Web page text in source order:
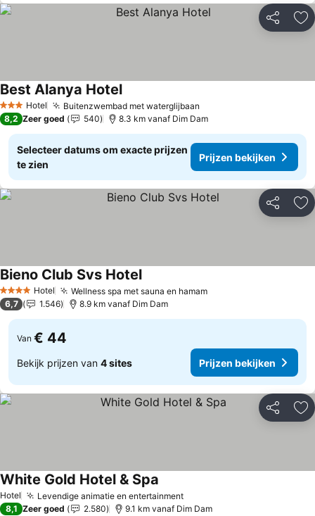
Delen
3 SterrenHotel Buitenzwembad met waterglijbaan
Best Alanya HotelPrijzen bekijken
8,2 Zeer goed 540 8.3 km vanaf Dim Dam
Selecteer datums om exacte prijzen
te zien
Prijzen bekijken
Delen
4 SterrenHotel Wellness spa met sauna en hamamPrijzen bekijken
Bieno Club Svs HotelPrijzen bekijken
6,7 1.546 8.9 km vanaf Dim Dam
Van € 44
Bekijk prijzen van 4 sites Prijzen bekijken
Delen
Hotel Levendige animatie en entertainmentPrijzen bekijken
White Gold Hotel & Spa
8,1 Zeer goed 2.580 9.1 km vanaf Dim Dam